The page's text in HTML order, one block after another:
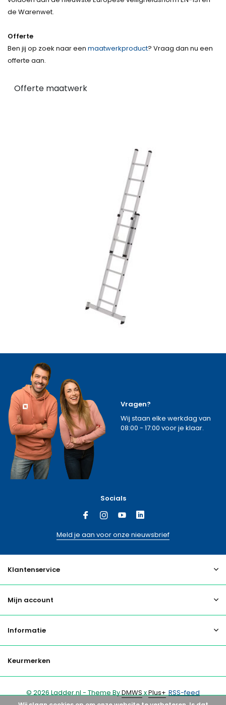
de Warenwet.
Offerte
Ben jij op zoek naar een maatwerkproduct? Vraag dan nu een
offerte aan.
Offerte maatwerk
Vragen?
Wij staan elke werkdag van
08:00 - 17:00 voor je klaar.
Socials
Meld je aan voor onze nieuwsbrief
Klantenservice
Mijn account
Informatie
Keurmerken
© 2026 Ladder.nl - Theme ByDMWSxPlus+ RSS-feed